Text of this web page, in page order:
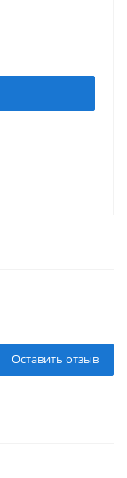
Оставить отзыв